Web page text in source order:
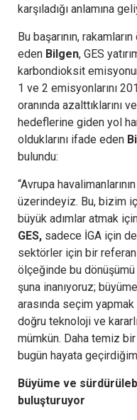
karşıladığı anlamına
Bu başarının,
eden Bilgen, GES
karbondioksit
1 ve 2 emisyonlarını
oranında azalttıklarını
hedeflerine giden yol
olduklarını ifade eden
bulundu:
“Avrupa
üzerindeyiz. Bu, bizim
büyük adımlar atmak
GES, sadece İGA için
sektörler için bir
ölçeğinde bu
şuna inanıyoruz;
arasında seçim
doğru teknoloji ve
mümkün. Daha temiz
bugün hayata
Büyüme ve
buluşturuyor